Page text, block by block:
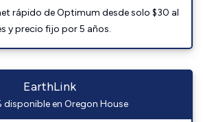
rápido de Optimum desde solo $30 al
y precio fijo por 5 años.
EarthLink
disponible en Oregon House